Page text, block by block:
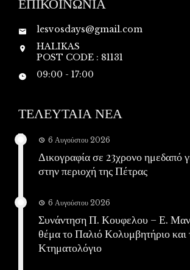
lesvosdays@gmail.com
HALIKAS
POST CODE : 81131
09:00 - 17:00
ΤΕΛΕΥΤΑΙΑ ΝΕΑ
6 Αυγούστου 2026
Δικογραφία σε 23χρονο ημεδαπό
στην περιοχή της Πέτρας
6 Αυγούστου 2026
Συνάντηση Π. Κουφελου – Ε.
θέμα το Παλιό Κολυμβητήριο και
Κτηματολόγιο